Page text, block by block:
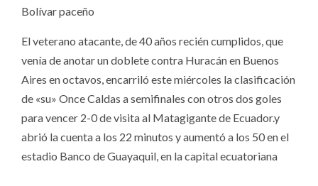
Bolívar paceño
El veterano atacante, de 40 años recién cumplidos, que
venía de anotar un doblete contra Huracán en Buenos
Aires en octavos, encarriló este miércoles la clasificación
de «su» Once Caldas a semifinales con otros dos goles
para vencer 2-0 de visita al Matagigante de Ecuador.y
abrió la cuenta a los 22 minutos y aumentó a los 50 en el
estadio Banco de Guayaquil, en la capital ecuatoriana